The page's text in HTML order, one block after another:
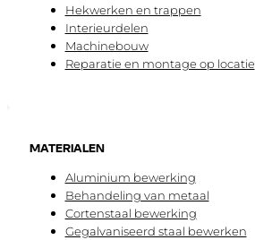
Hekwerken en trappen
Interieurdelen
Machinebouw
Reparatie en montage op locatie
MATERIALEN
Aluminium bewerking
Behandeling van metaal
Cortenstaal bewerking
Gegalvaniseerd staal bewerken